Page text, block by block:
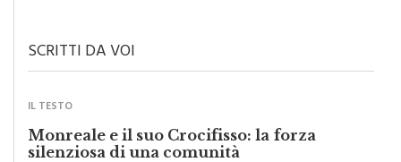
SCRITTI DA VOI
IL TESTO
Monreale e il suo Crocifisso: la forza
silenziosa di una comunità